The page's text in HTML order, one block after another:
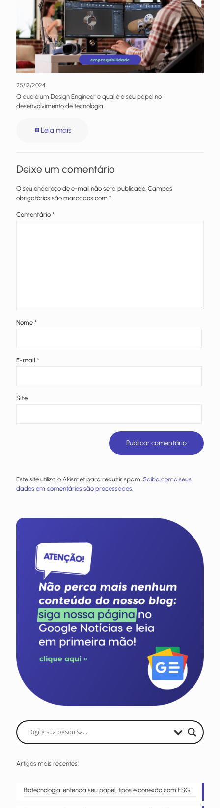
25/12/2024
O que é um Design Engineer e qual é o seu papel no
desenvolvimento de tecnologia
Leia mais
Deixe um comentário
O seu endereço de e-mail não será publicado. Campos
obrigatórios são marcados com *
Comentário *
Nome *
E-mail *
Site
Este site utiliza o Akismet para reduzir spam. Saiba como seus
dados em comentários são processados
Artigos mais recentes:
Biotecnologia: entenda seu papel, tipos e conexão com ESG